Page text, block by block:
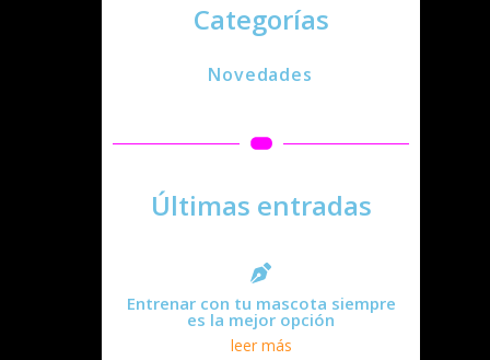
Categorías
Novedades
Últimas entradas
Entrenar con tu mascota siempre
es la mejor opción
leer más